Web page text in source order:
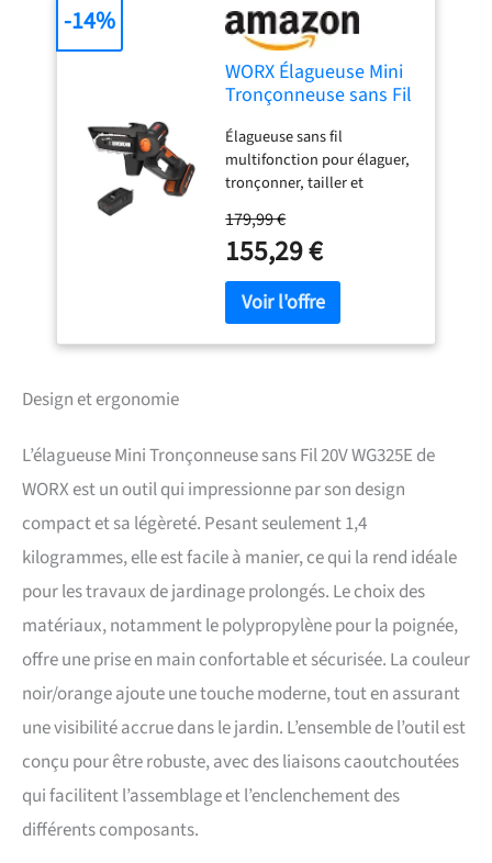
WORX Élagueuse Mini
Tronçonneuse sans Fil
Brushless, Guide 12
cm, coupe 10 cm, pour
élagage, taille,
ébranchage,
tronçonnage, capot de
protection,livrée avec
1 batterie 2Ah
Élagueuse sans fil
multifonction pour élaguer,
tronçonner, tailler et
Moteur brushless puissant
avec 50 % d’efficacité en
chaîne à 10 m/s Jusqu’à 160
coupes par charge, idéale
pour tous vos travaux de
outil Changement et tension
de chaîne simplifiés grâce à
un bouton unique sans
outils Conception légère et
compacte avec poignée
souple pour un confort
optimal Triple sécurité
intégrée : double
et contrôle précis Gamme
worx nitro pour des
à des outils thermiques
Compatible avec toutes les
20v, 40v et 80v max Garantie
179,99 €
155,29 €
-14%
Design et ergonomie
L’élagueuse Mini Tronçonneuse sans Fil 20V WG325E de
WORX est un outil qui impressionne par son design
compact et sa légèreté. Pesant seulement 1,4
kilogrammes, elle est facile à manier, ce qui la rend idéale
pour les travaux de jardinage prolongés. Le choix des
matériaux, notamment le polypropylène pour la poignée,
offre une prise en main confortable et sécurisée. La couleur
noir/orange ajoute une touche moderne, tout en assurant
une visibilité accrue dans le jardin. L’ensemble de l’outil est
conçu pour être robuste, avec des liaisons caoutchoutées
qui facilitent l’assemblage et l’enclenchement des
différents composants.